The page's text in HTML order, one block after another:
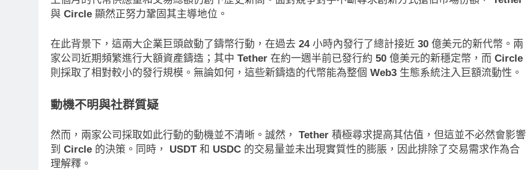
與 Circle 顯然正努力鞏固其主導地位。
在此背景下，這兩大企業巨頭啟動了鑄幣行動，在過去 24小時內發行了總計接近 30 億美元的新代幣。兩
家公司近期頻繁進行大額資產鑄造；其中 Tether 在約一週半前已發行約 50 億美元的新穩定幣，而 Circle
則採取了相對較小的發行規模。無論如何，這些新鑄造的代幣能為整個 Web3 生態系統注入巨額流動性。
動機不明與社群質疑
然而，兩家公司採取如此行動的動機並不清晰。誠然， Tether 積極尋求提高其估值，但這並不必然會影響
到 Circle 的決策。同時， USDT和 USDC 的交易量並未出現實質性的膨脹，因此排除了交易需求作為合
理解釋。
再賣比特幣！Saylor澄清：公
分開，我從未賣出
CLARITY法案60票門檻仍差關鍵缺
口！民主黨七參議員聯合聲明：現有提
案尚未準備好
17 小時 Ago
預期 比特幣持倉縮水5.4億致虧損
17 小時 Ago